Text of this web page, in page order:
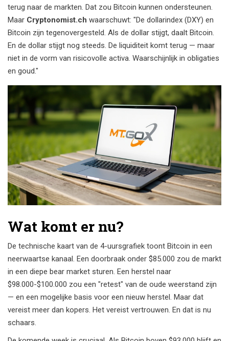
terug naar de markten. Dat zou Bitcoin kunnen ondersteunen.
Maar Cryptonomist.ch waarschuwt: "De dollarindex (DXY) en
Bitcoin zijn tegenovergesteld. Als de dollar stijgt, daalt Bitcoin.
En de dollar stijgt nog steeds. De liquiditeit komt terug — maar
niet in de vorm van risicovolle activa. Waarschijnlijk in obligaties
en goud."
Wat komt er nu?
De technische kaart van de 4-uursgrafiek toont Bitcoin in een
neerwaartse kanaal. Een doorbraak onder $85.000 zou de markt
in een diepe bear market sturen. Een herstel naar
$98.000-$100.000 zou een "retest" van de oude weerstand zijn
— en een mogelijke basis voor een nieuw herstel. Maar dat
vereist meer dan kopers. Het vereist vertrouwen. En dat is nu
schaars.